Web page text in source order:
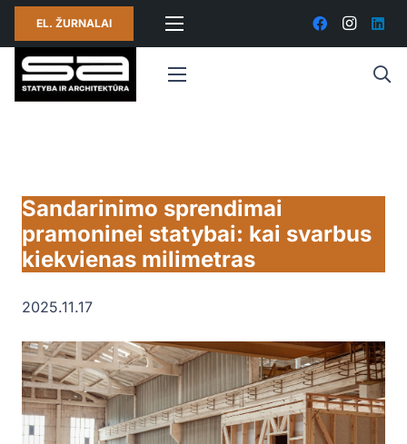
EL. ŽURNALAI
Sandarinimo sprendimai
pramoninei statybai: kai svarbus
kiekvienas milimetras
2025.11.17